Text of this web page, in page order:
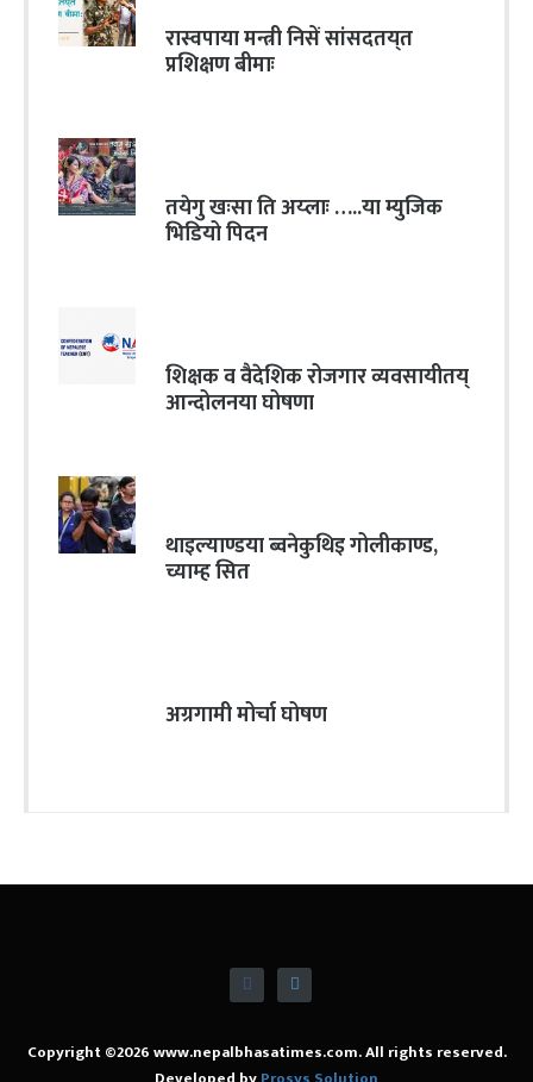
रास्वपाया मन्त्री निसें सांसदतय्‌त
प्रशिक्षण बीमाः
तयेगु खःसा ति अय्लाः …..या म्युजिक
भिडियो पिदन
शिक्षक व वैदेशिक रोजगार व्यवसायीतय्
आन्दोलनया घोषणा
थाइल्याण्डया ब्वनेकुथिइ गोलीकाण्ड,
च्याम्ह सित
अग्रगामी मोर्चा घोषण
Copyright ©2026 www.nepalbhasatimes.com. All rights reserved.